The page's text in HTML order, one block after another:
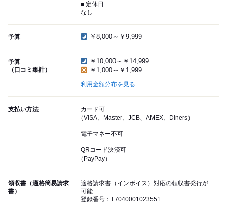
■ 定休日
なし
予算 ￥8,000～￥9,999
予算
（口コミ集計）
￥10,000～￥14,999
￥1,000～￥1,999
利用金額分布を見る
支払い方法
カード可
（VISA、Master、JCB、AMEX、Diners）
電子マネー不可
QRコード決済可
（PayPay）
領収書（適格簡易請求
書）
適格請求書（インボイス）対応の領収書発行が
可能
登録番号：T7040001023551